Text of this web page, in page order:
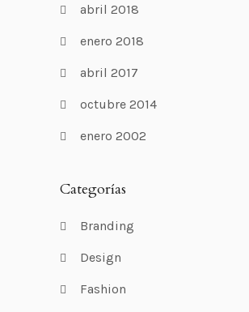
abril 2018
enero 2018
abril 2017
octubre 2014
enero 2002
Categorías
Branding
Design
Fashion